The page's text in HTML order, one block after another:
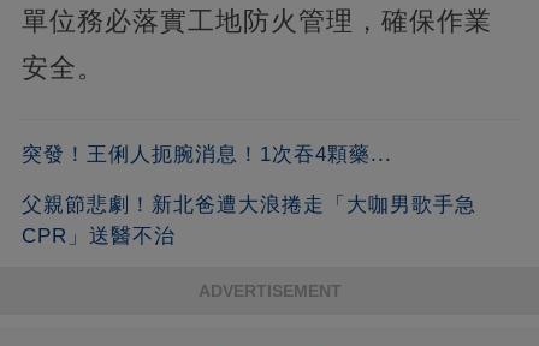
單位務必落實工地防火管理，確保作業
安全。
突發！王俐人扼腕消息！1次吞4顆藥...
父親節悲劇！新北爸遭大浪捲走「大咖男歌手急
CPR」送醫不治
ADVERTISEMENT